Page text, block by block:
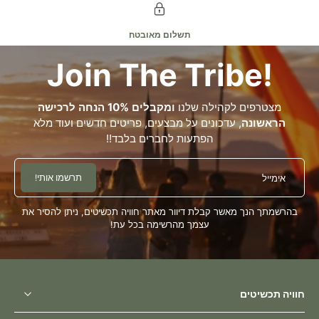
או לפי הצורך. הברק החיצוני הוא עניין של העדפה אישית. אפשר להבריק
ואפשר לאהוב את המראה הטבעי שמתעמק עם הזמן. נחושת היא חומר חי
שמשתנה ומתפתח.תחזוקה פשוטה וטבעית תשמור על בקבוקי נחושת וכוסות
שלכם – מבריקה ובהירה או עם עומק טבעי ואותנטי?
תשלום מאובטח
!Join The Tribe
מצטרפים לקהילה שלנו
ומקבלים 10% הנחה לרכישה
הראשונה, עדכונים על מבצעים, פריטים חדשים ועוד מלא
הפתעות לחברים בלבד!!
אימייל !תרשמו אותי
בהרשמתך הנך מאשר קבלת דיוור מאתר חוויה תכשיטים, ניתן להסיר את
עצמך מהרשימה בכל עת!
חוויה תכשיטים